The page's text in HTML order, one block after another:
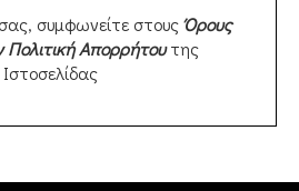
συμφωνείτε στουςΌρους
Πολιτική Απορρήτουτης
Ιστοσελίδας